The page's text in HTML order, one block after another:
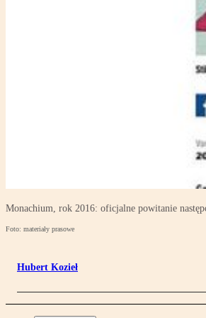
Monachium, rok 2016: oficjalne powitanie
Foto: materiały prasowe
Hubert Kozieł